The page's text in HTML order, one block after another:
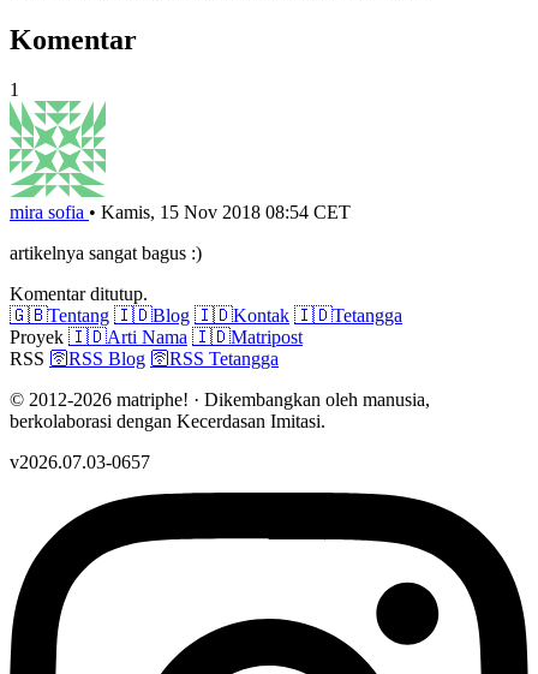
Komentar
1
mira sofia • Kamis, 15 Nov 2018 08:54 CET
artikelnya sangat bagus :)
Komentar ditutup.
🇬🇧Tentang 🇮🇩Blog 🇮🇩Kontak 🇮🇩Tetangga
Proyek 🇮🇩Arti Nama 🇮🇩Matripost
RSS 🛜RSS Blog 🛜RSS Tetangga
© 2012-2026 matriphe! · Dikembangkan oleh manusia,
berkolaborasi dengan Kecerdasan Imitasi.
v2026.07.03-0657